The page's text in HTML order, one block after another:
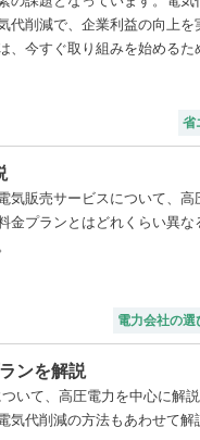
代削減で、企業利益の向上を
、今すぐ取り組みを始めるた
省
気販売サービスについて、高
金プランとはどれくらい異な
電力会社の選
ンを解説
いて、高圧電力を中心に解説
気代削減の方法もあわせて解